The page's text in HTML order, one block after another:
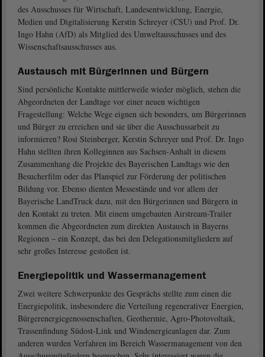
des Ausschusses für Wirtschaft, Landesentwicklung, Energie,
Medien und Digitalisierung Kerstin Schreyer (CSU) und Prof. Dr.
Ingo Hahn (AfD) als Mitglied des Umweltausschusses und des
Wissenschaftsausschusses aus.
Austausch mit Bürgerinnen und Bürgern
Sind persönliche Kontakte mittlerweile wieder möglich, stehen die
Abgeordneten der Landtage vor einer neuen wichtigen
Fragestellung: Welche Wege eignen sich besonders, um Bürgerinnen
und Bürger zu erreichen und sie über die Ausschussarbeit zu
informieren? Rosi Steinberger, Kerstin Schreyer und Prof. Dr. Ingo
Hahn stellten ihren Kolleginnen aus Sachsen-Anhalt in diesem
Zusammenhang die Projekte des Bayerischen Landtags wie den
Besucherfilm oder das Planspiel zur Förderung der politischen
Bildung vor. Ebenso dienten Messestände und vor allem der
Bayerische LandTruck dazu, mit den Bürgerinnen und Bürgern in
den Kontakt zu treten. Mit einem umgebauten Airstream-Trailer
kommen die Abgeordneten zum direkten Austausch in Bayerns
Regionen – ein Konzept, das bei den Delegationsmitgliedern auf
sehr großes Interesse gestoßen ist.
Energiepolitik und Wassermanagement
Zwei weitere Schwerpunkte des Gesprächs stellte zum einen die
Energiepolitik, insbesondere die Verteilung regenerativer Energien,
Bürgerenergiegenossenschaften, Geothermie, Agro-Photovoltaik,
Trassenfindung Südost-Link und Windenergieanlagen dar. Zum
anderen wurden Verfahren im Bereich Wassermanagement von den